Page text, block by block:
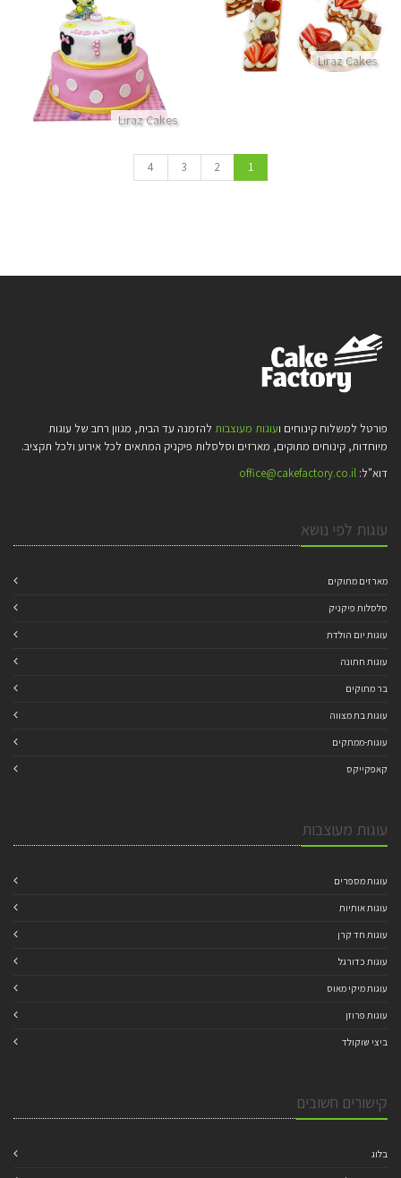
Liraz Cakes
התקשר/י
Liraz Cakes
עוגת קומות מיני מאוס
התקשר/י
1
2
3
4
פורטל למשלוח קינוחים ועוגות מעוצבות להזמנה עד הבית, מגוון רחב של עוגות
מיוחדות, קינוחים מתוקים, מארזים וסלסלות פיקניק המתאים לכל אירוע ולכל תקציב.
דוא"ל: office@cakefactory.co.il
עוגות לפי נושא
מארזים מתוקים
סלסלות פיקניק
עוגות יום הולדת
עוגות חתונה
בר מתוקים
עוגות בת מצווה
עוגות-ממתקים
קאפקייקס
עוגות מעוצבות
עוגות מספרים
עוגות אותיות
עוגות חד קרן
עוגות כדורגל
עוגות מיקי מאוס
עוגות פרוזן
ביצי שוקולד
קישורים חשובים
בלוג